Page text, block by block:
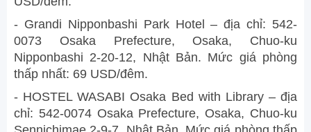
- Grandi Nipponbashi Park Hotel – địa chỉ: 542-
0073 Osaka Prefecture, Osaka, Chuo-ku
Nipponbashi 2-20-12, Nhật Bản. Mức giá phòng
thấp nhất: 69 USD/đêm.
- HOSTEL WASABI Osaka Bed with Library – địa
chỉ: 542-0074 Osaka Prefecture, Osaka, Chuo-ku